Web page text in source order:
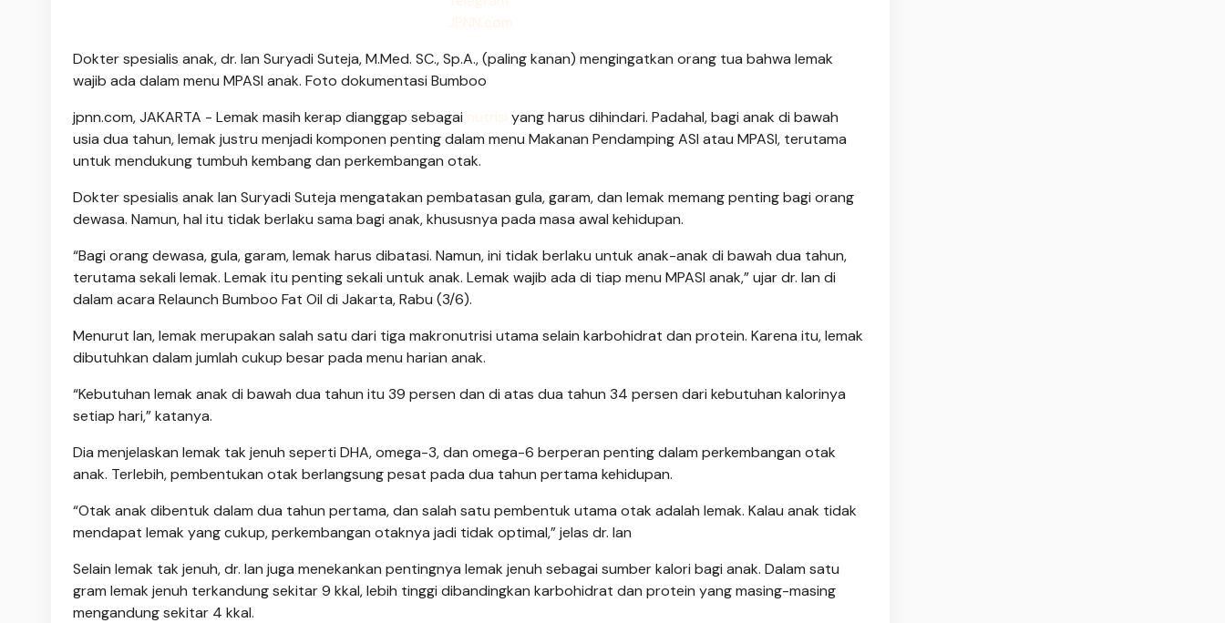
Dokter spesialis anak, dr. Ian Suryadi Suteja, M.Med. SC., Sp.A., (paling kanan) mengingatkan orang tua bahwa lemak
wajib ada dalam menu MPASI anak. Foto dokumentasi Bumboo
jpnn.com, JAKARTA - Lemak masih kerap dianggap sebagai nutrisi yang harus dihindari. Padahal, bagi anak di bawah
usia dua tahun, lemak justru menjadi komponen penting dalam menu Makanan Pendamping ASI atau MPASI, terutama
untuk mendukung tumbuh kembang dan perkembangan otak.
Dokter spesialis anak Ian Suryadi Suteja mengatakan pembatasan gula, garam, dan lemak memang penting bagi orang
dewasa. Namun, hal itu tidak berlaku sama bagi anak, khususnya pada masa awal kehidupan.
“Bagi orang dewasa, gula, garam, lemak harus dibatasi. Namun, ini tidak berlaku untuk anak-anak di bawah dua tahun,
terutama sekali lemak. Lemak itu penting sekali untuk anak. Lemak wajib ada di tiap menu MPASI anak,” ujar dr. Ian di
dalam acara Relaunch Bumboo Fat Oil di Jakarta, Rabu (3/6).
Menurut Ian, lemak merupakan salah satu dari tiga makronutrisi utama selain karbohidrat dan protein. Karena itu, lemak
dibutuhkan dalam jumlah cukup besar pada menu harian anak.
“Kebutuhan lemak anak di bawah dua tahun itu 39 persen dan di atas dua tahun 34 persen dari kebutuhan kalorinya
setiap hari,” katanya.
Dia menjelaskan lemak tak jenuh seperti DHA, omega-3, dan omega-6 berperan penting dalam perkembangan otak
anak. Terlebih, pembentukan otak berlangsung pesat pada dua tahun pertama kehidupan.
“Otak anak dibentuk dalam dua tahun pertama, dan salah satu pembentuk utama otak adalah lemak. Kalau anak tidak
mendapat lemak yang cukup, perkembangan otaknya jadi tidak optimal,” jelas dr. Ian
Selain lemak tak jenuh, dr. Ian juga menekankan pentingnya lemak jenuh sebagai sumber kalori bagi anak. Dalam satu
gram lemak jenuh terkandung sekitar 9 kkal, lebih tinggi dibandingkan karbohidrat dan protein yang masing-masing
mengandung sekitar 4 kkal.